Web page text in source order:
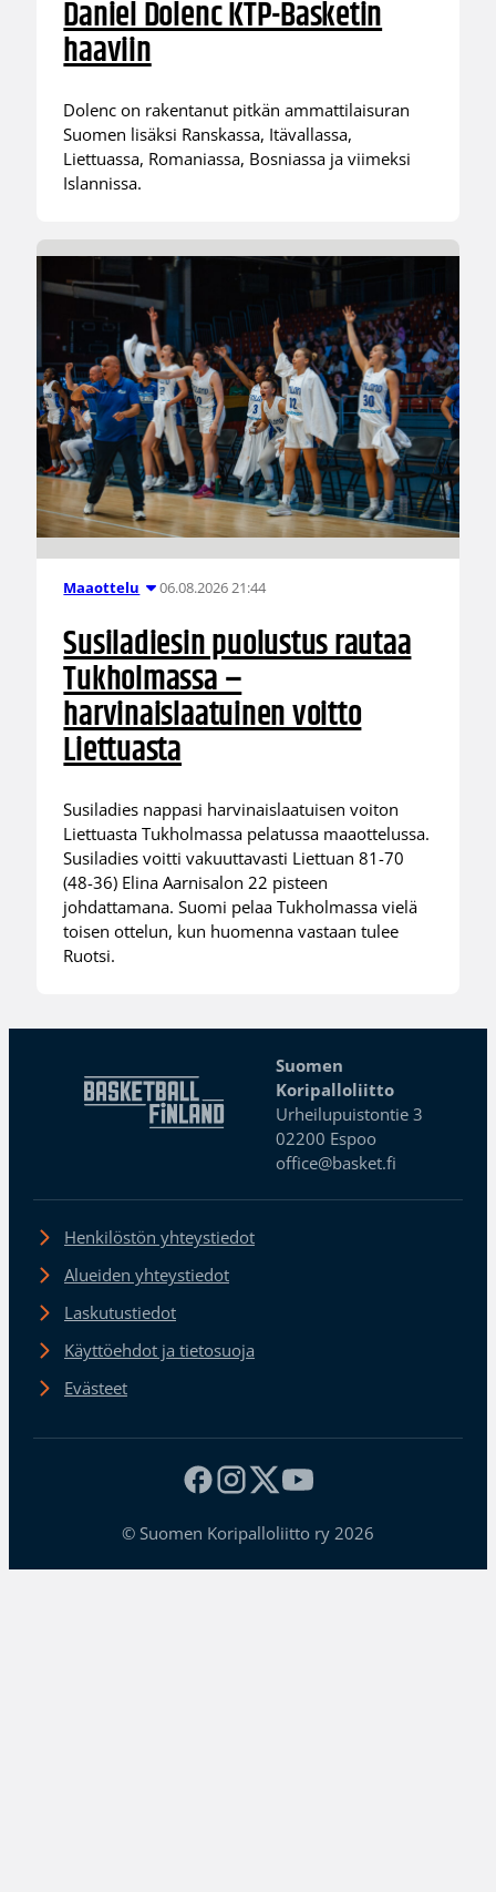
Daniel Dolenc KTP-Basketin
haaviin
Dolenc on rakentanut pitkän ammattilaisuran
Suomen lisäksi Ranskassa, Itävallassa,
Liettuassa, Romaniassa, Bosniassa ja viimeksi
Islannissa.
Maaottelu 06.08.2026 21:44
Susiladiesin puolustus rautaa
Tukholmassa –
harvinaislaatuinen voitto
Liettuasta
Susiladies nappasi harvinaislaatuisen voiton
Liettuasta Tukholmassa pelatussa maaottelussa.
Susiladies voitti vakuuttavasti Liettuan 81-70
(48-36) Elina Aarnisalon 22 pisteen
johdattamana. Suomi pelaa Tukholmassa vielä
toisen ottelun, kun huomenna vastaan tulee
Ruotsi.
Suomen
Koripalloliitto
Urheilupuistontie 3
02200 Espoo
office@basket.fi
Henkilöstön yhteystiedot
Alueiden yhteystiedot
Laskutustiedot
Käyttöehdot ja tietosuoja
Evästeet
© Suomen Koripalloliitto ry 2026